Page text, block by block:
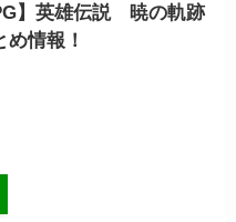
】英雄伝説 暁の軌跡
情報！